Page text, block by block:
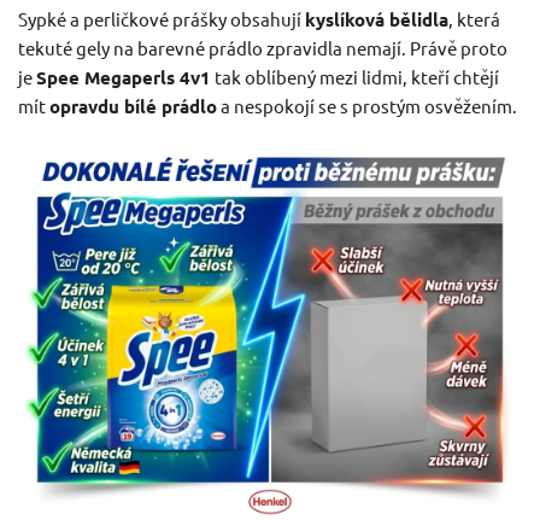
Sypké a perličkové prášky obsahují kyslíková bělidla, která
tekuté gely na barevné prádlo zpravidla nemají. Právě proto
jeSpee Megaperls 4v1 tak oblíbený mezi lidmi, kteří chtějí
mítopravdu bílé prádloa nespokojí se s prostým osvěžením.